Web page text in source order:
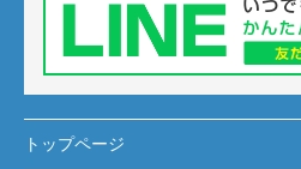
トップページ